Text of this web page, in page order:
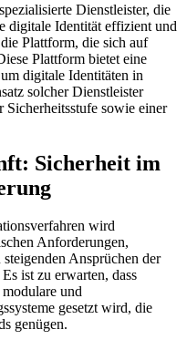
Dienstleister, die
digitale Identität effizient und
Plattform, die sich auf
Plattform bietet eine
digitale Identitäten in
solcher Dienstleister
sowie einer
Sicherheit im
wird
Anforderungen,
Ansprüchen der
ist zu erwarten, dass
und
gesetzt wird, die
genügen.